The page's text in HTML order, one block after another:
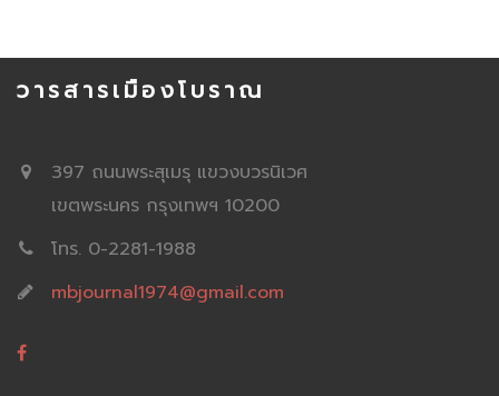
วารสารเมืองโบราณ
397 ถนนพระสุเมรุ แขวงบวรนิเวศ
เขตพระนคร กรุงเทพฯ 10200
โทร. 0-2281-1988
mbjournal1974@gmail.com